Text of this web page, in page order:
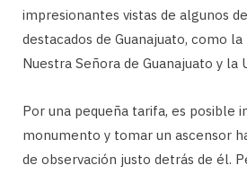
impresionantes vistas de algunos
destacados de Guanajuato, como
Nuestra Señora de Guanajuato y la
Por una pequeña tarifa, es posible
monumento y tomar un ascensor
de observación justo detrás de él.